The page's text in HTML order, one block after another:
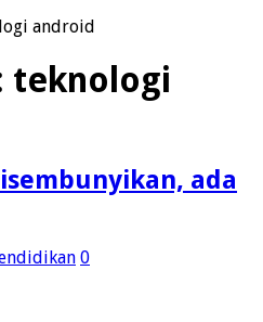
android
teknologi
ada
0